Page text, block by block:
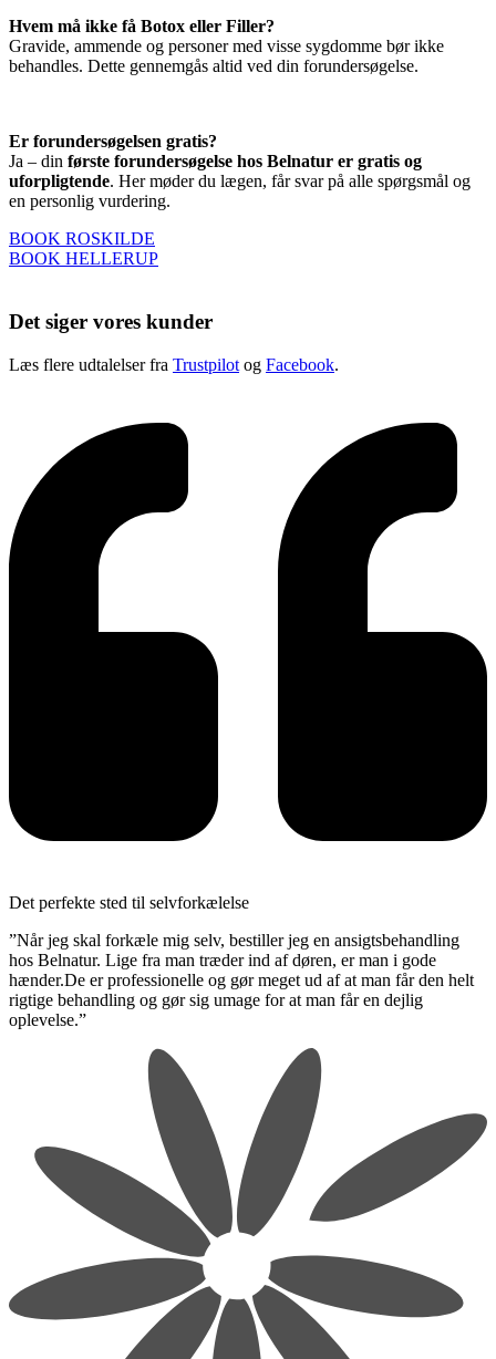
Hvem må ikke få Botox eller Filler?
Gravide, ammende og personer med visse sygdomme bør ikke
behandles. Dette gennemgås altid ved din forundersøgelse.
Er forundersøgelsen gratis?
Ja – din første forundersøgelse hos Belnatur er gratis og
uforpligtende. Her møder du lægen, får svar på alle spørgsmål og
en personlig vurdering.
BOOK ROSKILDE
BOOK HELLERUP
Det siger vores kunder
Læs flere udtalelser fra Trustpilot og Facebook.
Det perfekte sted til selvforkælelse
”Når jeg skal forkæle mig selv, bestiller jeg en ansigtsbehandling
hos Belnatur. Lige fra man træder ind af døren, er man i gode
hænder.De er professionelle og gør meget ud af at man får den helt
rigtige behandling og gør sig umage for at man får en dejlig
oplevelse.”